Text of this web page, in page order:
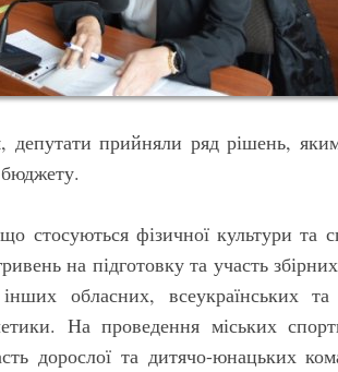
депутати прийняли ряд рішень,
стосуються фізичної культури та
на підготовку та участь
обласних, всеукраїнських та
На проведення міських
дорослої та дитячо-юнацьких